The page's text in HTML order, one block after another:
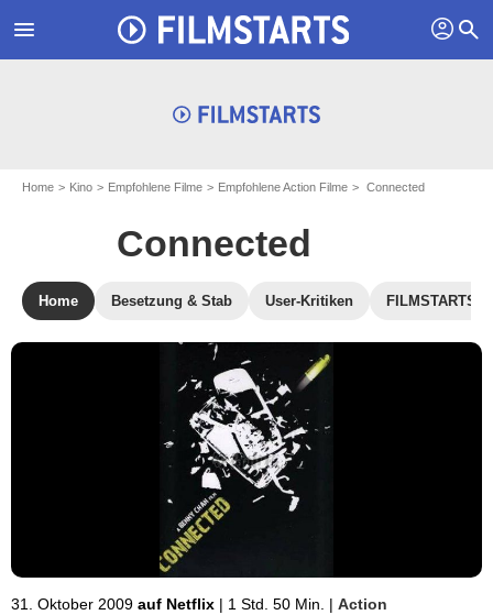
menu profil search
Home Kino Empfohlene Filme Empfohlene Action Filme Connected
Connected
Home Besetzung & Stab User-Kritiken FILMSTARTS-
31. Oktober 2009 auf Netflix | 1 Std. 50 Min. | Action